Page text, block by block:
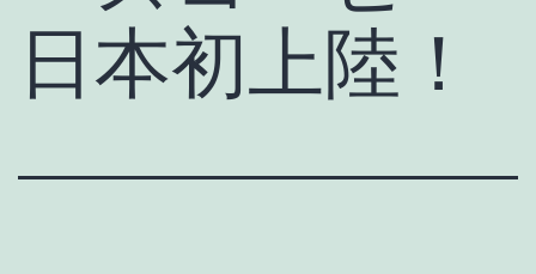
日本初上陸！